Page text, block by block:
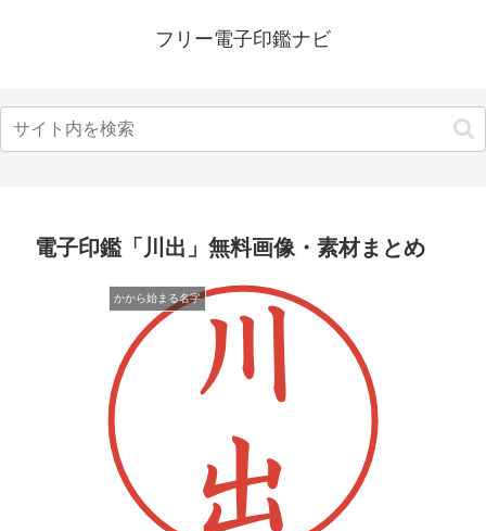
フリー電子印鑑ナビ
電子印鑑「川出」無料画像・素材まとめ
かから始まる名字